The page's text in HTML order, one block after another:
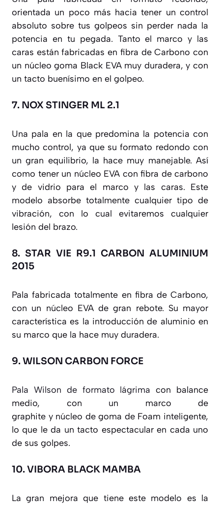
orientada un poco más hacia tener un control
absoluto sobre tus golpeos sin perder nada la
potencia en tu pegada. Tanto el marco y las
caras están fabricadas en fibra de Carbono con
un núcleo goma Black EVA muy duradera, y con
un tacto buenísimo en el golpeo.
7. NOX STINGER ML 2.1
Una pala en la que predomina la potencia con
mucho control, ya que su formato redondo con
un gran equilibrio, la hace muy manejable. Así
como tener un núcleo EVA con fibra de carbono
y de vidrio para el marco y las caras. Este
modelo absorbe totalmente cualquier tipo de
vibración, con lo cual evitaremos cualquier
lesión del brazo.
8. STAR VIE R9.1 CARBON ALUMINIUM
2015
Pala fabricada totalmente en fibra de Carbono,
con un núcleo EVA de gran rebote. Su mayor
característica es la introducción de aluminio en
su marco que la hace muy duradera.
9. WILSON CARBON FORCE
Pala Wilson de formato lágrima con balance
medio, con un marco de
graphite y núcleo de goma de Foam inteligente,
lo que le da un tacto espectacular en cada uno
de sus golpes.
10. VIBORA BLACK MAMBA
La gran mejora que tiene este modelo es la